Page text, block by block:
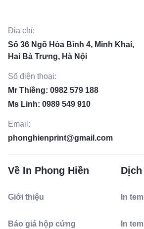
Địa chỉ:
Số 36 Ngõ Hòa Bình 4, Minh Khai,
Hai Bà Trưng, Hà Nội
Số điện thoại:
Mr Thiềng: 0982 579 188
Ms Linh: 0989 549 910
Email:
phonghienprint@gmail.com
Về In Phong Hiền
Giới thiệu
Báo giá hộp cứng
In
In